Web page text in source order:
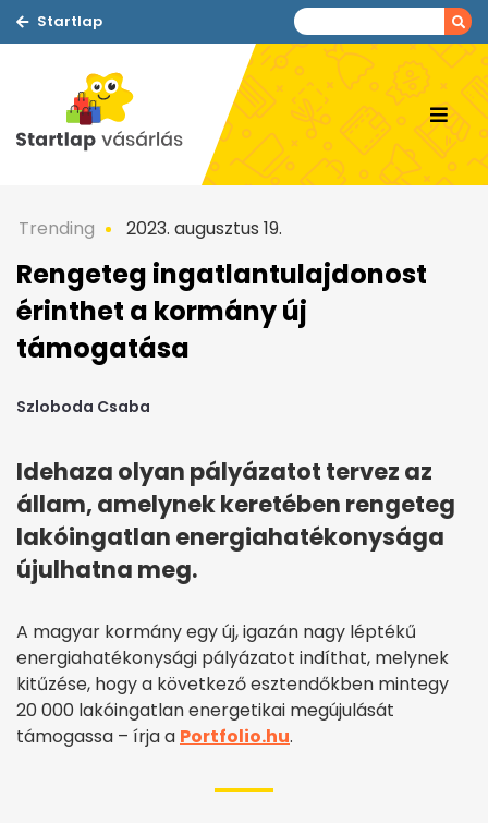
Startlap
Trending 2023. augusztus 19.
Rengeteg ingatlantulajdonost
érinthet a kormány új
támogatása
Szloboda Csaba
Idehaza olyan pályázatot tervez az
állam, amelynek keretében rengeteg
lakóingatlan energiahatékonysága
újulhatna meg.
A magyar kormány egy új, igazán nagy léptékű
energiahatékonysági pályázatot indíthat, melynek
kitűzése, hogy a következő esztendőkben mintegy
20 000 lakóingatlan energetikai megújulását
támogassa – írja a Portfolio.hu.